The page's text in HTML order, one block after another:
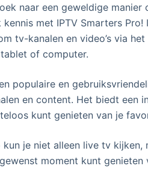
naar een geweldige
kennis met IPTV Smarters
tv-kanalen en video’s via
of computer.
populaire en
en content. Het biedt een
kunt genieten van je
kun je niet alleen live tv
moment kunt genieten